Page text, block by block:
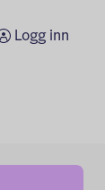
Logg inn